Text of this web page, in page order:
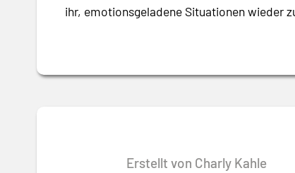
ihr, emotionsgeladene Situationen wieder
Erstellt von Charly Kahle